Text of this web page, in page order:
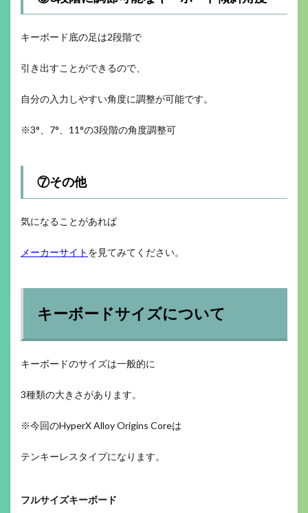
キーボード底の足は2段階で
引き出すことができるので、
自分の入力しやすい角度に調整が可能です。
※3°、7°、11°の3段階の角度調整可
⑦その他
気になることがあれば
メーカーサイト を見てみてください。
キーボードサイズについて
キーボードのサイズは一般的に
3種類の大きさがあります。
※今回のHyperX Alloy Origins Coreは
テンキーレスタイプになります。
フルサイズキーボード